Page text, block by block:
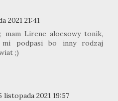
2021 21:41
mam Lirene aloesowy tonik,
mi podpasi bo inny rodzaj
;)
listopada 2021 19:57